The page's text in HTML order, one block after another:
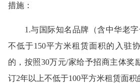
措施：
1.与国际知名品牌（含中华老字
不低于150平方米租赁面积的入驻
的，按照30万元/家给予招商主体奖
订2年以上不低于100平方米租赁面